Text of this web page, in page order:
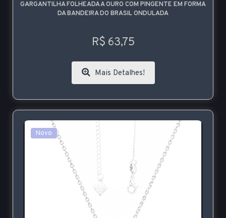
GARGANTILHA FOLHEADA A OURO COM PINGENTE EM FORMA
DA BANDEIRA DO BRASIL ONDULADA
R$ 63,75
Mais Detalhes!
Novo